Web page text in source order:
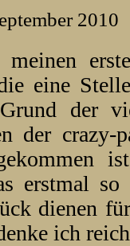
2010
eine
der
der crazy-
erstmal
dienen
ich